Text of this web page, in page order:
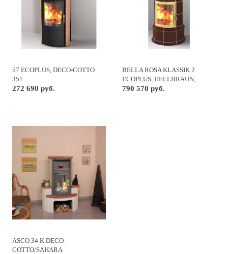
57 ECOPLUS, DECO-COTTO
351
272 690 руб.
BELLA ROSA KLASSIK 2
ECOPLUS, HELLBRAUN,
РАМКА ЗОЛОТО
790 570 руб.
ASCO 34 K DECO-
COTTO/SAHARA